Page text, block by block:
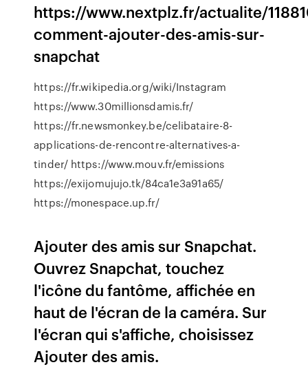
https://www.nextplz.fr/actualite/
comment-ajouter-des-amis-sur-
snapchat
https://fr.wikipedia.org/wiki/Instagram
https://www.30millionsdamis.fr/
https://fr.newsmonkey.be/celibataire-8-
applications-de-rencontre-alternatives-a-
tinder/ https://www.mouv.fr/emissions
https://exijomujujo.tk/84ca1e3a91a65/
https://monespace.up.fr/
Ajouter des amis sur Snapchat.
Ouvrez Snapchat, touchez
l'icône du fantôme, affichée en
haut de l'écran de la caméra. Sur
l'écran qui s'affiche, choisissez
Ajouter des amis.